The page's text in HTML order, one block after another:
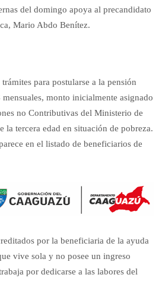
del domingo apoya al precandidato
Mario Abdo Benítez.
para postularse a la pensión
monto inicialmente asignado
no Contributivas del Ministerio de
la tercera edad en situación de pobreza.
en el listado de beneficiarios de
por la beneficiaria de la ayuda
vive sola y no posee un ingreso
por dedicarse a las labores del